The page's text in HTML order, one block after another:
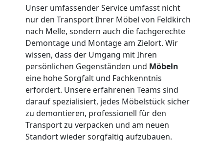
Unser umfassender Service umfasst nicht
nur den Transport Ihrer Möbel von Feldkirch
nach Melle, sondern auch die fachgerechte
Demontage und Montage am Zielort. Wir
wissen, dass der Umgang mit Ihren
persönlichen Gegenständen und Möbeln
eine hohe Sorgfalt und Fachkenntnis
erfordert. Unsere erfahrenen Teams sind
darauf spezialisiert, jedes Möbelstück sicher
zu demontieren, professionell für den
Transport zu verpacken und am neuen
Standort wieder sorgfältig aufzubauen.
Feldkirch
Küchenumzug
Feldkirch
Umzug
und